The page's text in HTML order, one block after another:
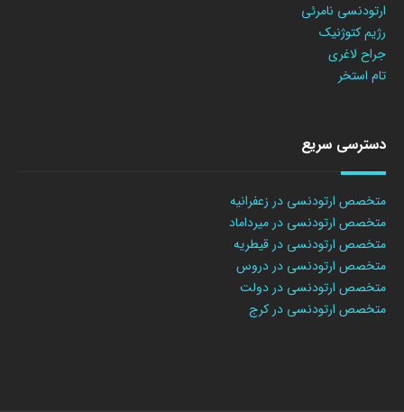
ارتودنسی نامرئی
رژیم کتوژنیک
جراح لاغری
تام استخر
دسترسی سریع
متخصص ارتودنسی در زعفرانیه
متخصص ارتودنسی در میرداماد
متخصص ارتودنسی در قیطریه
متخصص ارتودنسی در دروس
متخصص ارتودنسی در دولت
متخصص ارتودنسی در کرج